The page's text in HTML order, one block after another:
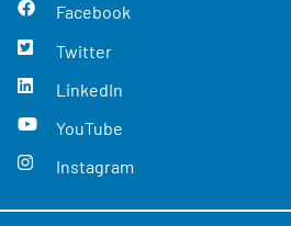
Facebook
Twitter
LinkedIn
YouTube
Instagram